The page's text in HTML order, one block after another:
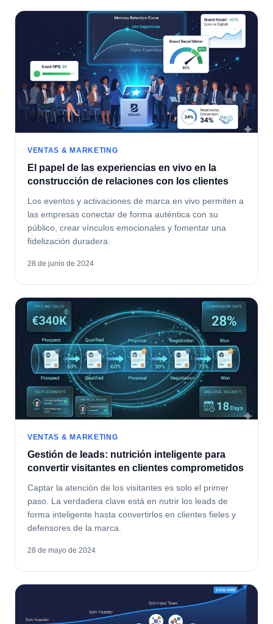
VENTAS & MARKETING
El papel de las experiencias en vivo en la
construcción de relaciones con los clientes
Los eventos y activaciones de marca en vivo permiten a
las empresas conectar de forma auténtica con su
público, crear vínculos emocionales y fomentar una
fidelización duradera.
28 de junio de 2024
VENTAS & MARKETING
Gestión de leads: nutrición inteligente para
convertir visitantes en clientes comprometidos
Captar la atención de los visitantes es solo el primer
paso. La verdadera clave está en nutrir los leads de
forma inteligente hasta convertirlos en clientes fieles y
defensores de la marca.
28 de mayo de 2024